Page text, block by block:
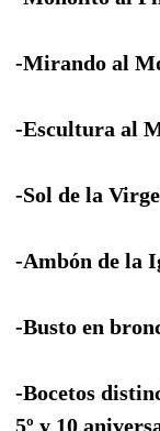
-Mirando al
-Escultura al
-Sol de la
-Ambón de la
-Busto en
-Bocetos
5º y 10